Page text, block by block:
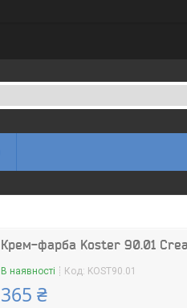
Крем-фарба Koster 90.01
В наявності Код: KOST90.01
365 ₴